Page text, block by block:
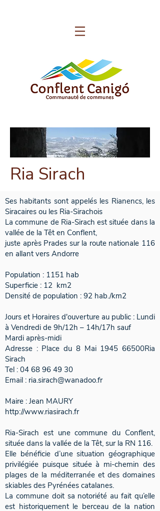
Ria Sirach
Ses habitants sont appelés les Rianencs, les
Siracaires ou les Ria-Sirachois
La commune de Ria-Sirach est située dans la
vallée de la Têt en Conflent,
juste après Prades sur la route nationale 116
en allant vers Andorre
Population : 1151 hab
Superficie : 12 km2
Densité de population : 92 hab./km2
Jours et Horaires d'ouverture au public : Lundi
à Vendredi de 9h/12h – 14h/17h sauf
Mardi après-midi
Adresse : Place du 8 Mai 1945 66500Ria
Sirach
Tel : 04 68 96 49 30
Email : ria.sirach@wanadoo.fr
Maire : Jean MAURY
http://www.riasirach.fr
Ria-Sirach est une commune du Conflent,
située dans la vallée de la Têt, sur la RN 116.
Elle bénéficie d’une situation géographique
privilégiée puisque située à mi-chemin des
plages de la méditerranée et des domaines
skiables des Pyrénées catalanes.
La commune doit sa notoriété au fait qu’elle
est historiquement le berceau de la nation